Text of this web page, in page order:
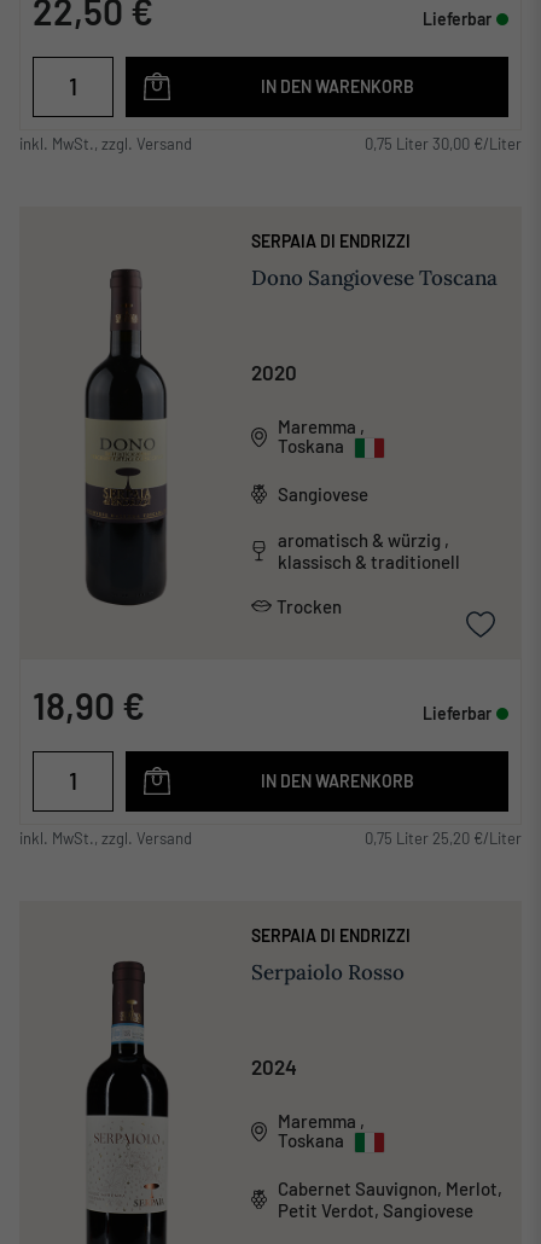
22,50 € Lieferbar
IN DEN WARENKORB
inkl. MwSt., zzgl. Versand 0,75 Liter 30,00 €/Liter
SERPAIA DI ENDRIZZI
Dono Sangiovese Toscana
2020
Maremma ,
Toskana
Sangiovese
aromatisch & würzig ,
klassisch & traditionell
Trocken
18,90 € Lieferbar
IN DEN WARENKORB
inkl. MwSt., zzgl. Versand 0,75 Liter 25,20 €/Liter
SERPAIA DI ENDRIZZI
Serpaiolo Rosso
2024
Maremma ,
Toskana
Cabernet Sauvignon, Merlot,
Petit Verdot, Sangiovese